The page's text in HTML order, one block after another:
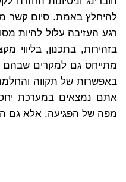
להיחלץ באמת. סיום קשר
רגע העזיבה עלול להיות
בזהירות, בתכנון, בליווי
מתייחס גם למקרים
באפשרות של תקווה
אתם נמצאים במערכת
מפה של הפגיעה, אלא גם